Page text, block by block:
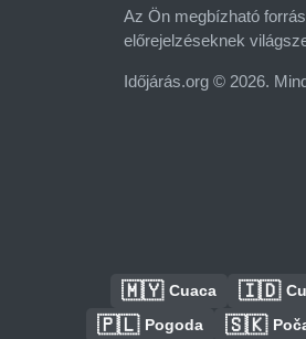
Az Ön megbízható
előrejelzéseknek
Időjárás.org © 2026.
🇲🇾 Cuaca 🇮🇩
🇵🇱 Pogoda 🇸🇰